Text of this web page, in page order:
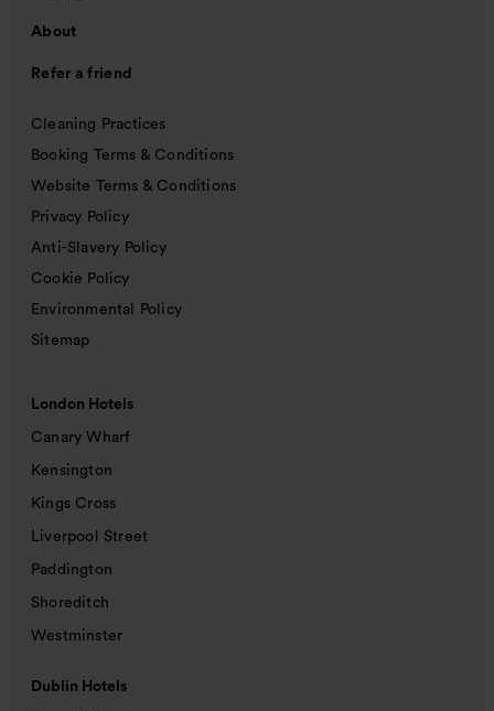
About
Refer a friend
Cleaning Practices
Booking Terms & Conditions
Website Terms & Conditions
Privacy Policy
Anti-Slavery Policy
Cookie Policy
Environmental Policy
Sitemap
London Hotels
Canary Wharf
Kensington
Kings Cross
Liverpool Street
Paddington
Shoreditch
Westminster
Dublin Hotels